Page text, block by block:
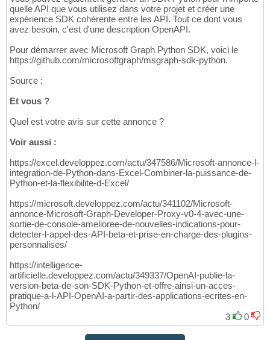
quelle API que vous utilisez dans votre projet et créer une
expérience SDK cohérente entre les API. Tout ce dont vous
avez besoin, c'est d'une description OpenAPI.
Pour démarrer avec Microsoft Graph Python SDK, voici le
https://github.com/microsoftgraph/msgraph-sdk-python.
Source :
Et vous ?
Quel est votre avis sur cette annonce ?
Voir aussi :
https://excel.developpez.com/actu/347586/Microsoft-annonce-l-
integration-de-Python-dans-Excel-Combiner-la-puissance-de-
Python-et-la-flexibilite-d-Excel/
https://microsoft.developpez.com/actu/341102/Microsoft-
annonce-Microsoft-Graph-Developer-Proxy-v0-4-avec-une-
sortie-de-console-amelioree-de-nouvelles-indications-pour-
detecter-l-appel-des-API-beta-et-prise-en-charge-des-plugins-
personnalises/
https://intelligence-
artificielle.developpez.com/actu/349337/OpenAI-publie-la-
version-beta-de-son-SDK-Python-et-offre-ainsi-un-acces-
pratique-a-l-API-OpenAI-a-partir-des-applications-ecrites-en-
Python/
3
0